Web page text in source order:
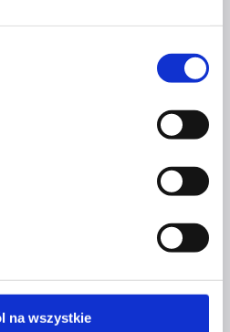
na wszystkie
333 077